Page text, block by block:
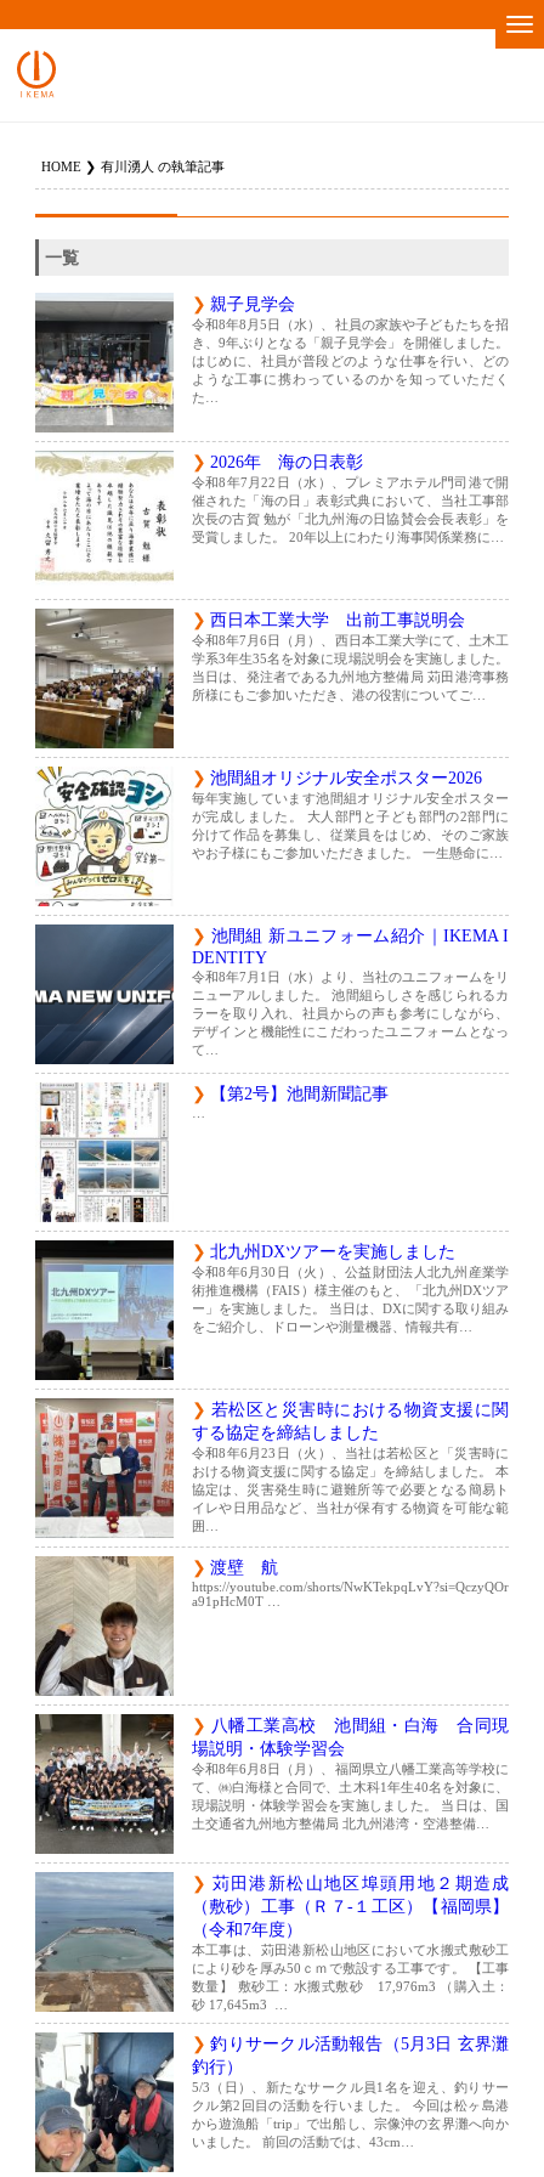
HOME 有川湧人 の執筆記事
一覧
親子見学会
令和8年8月5日（水）、社員の家族や子どもたちを招
き、9年ぶりとなる「親子見学会」を開催しました。
はじめに、社員が普段どのような仕事を行い、どの
ような工事に携わっているのかを知っていただく
た…
2026年 海の日表彰
令和8年7月22日（水）、プレミアホテル門司港で開
催された「海の日」表彰式典において、当社工事部
次長の古賀 勉が「北九州海の日協賛会会長表彰」を
受賞しました。 20年以上にわたり海事関係業務に…
西日本工業大学 出前工事説明会
令和8年7月6日（月）、西日本工業大学にて、土木工
学系3年生35名を対象に現場説明会を実施しました。
当日は、発注者である九州地方整備局 苅田港湾事務
所様にもご参加いただき、港の役割についてご…
池間組オリジナル安全ポスター2026
毎年実施しています池間組オリジナル安全ポスター
が完成しました。 大人部門と子ども部門の2部門に
分けて作品を募集し、従業員をはじめ、そのご家族
やお子様にもご参加いただきました。 一生懸命に…
池間組 新ユニフォーム紹介｜IKEMA I
DENTITY
令和8年7月1日（水）より、当社のユニフォームをリ
ニューアルしました。 池間組らしさを感じられるカ
ラーを取り入れ、社員からの声も参考にしながら、
デザインと機能性にこだわったユニフォームとなっ
て…
【第2号】池間新聞記事
北九州DXツアーを実施しました
令和8年6月30日（火）、公益財団法人北九州産業学
術推進機構（FAIS）様主催のもと、「北九州DXツア
ー」を実施しました。 当日は、DXに関する取り組み
をご紹介し、ドローンや測量機器、情報共有…
若松区と災害時における物資支援に関
する協定を締結しました
令和8年6月23日（火）、当社は若松区と「災害時に
おける物資支援に関する協定」を締結しました。 本
協定は、災害発生時に避難所等で必要となる簡易ト
イレや日用品など、当社が保有する物資を可能な範
囲…
渡壁 航
https://youtube.com/shorts/NwKTekpqLvY?si=QczyQOr
a91pHcM0T …
八幡工業高校 池間組・白海 合同現
場説明・体験学習会
令和8年6月8日（月）、福岡県立八幡工業高等学校に
て、㈱白海様と合同で、土木科1年生40名を対象に、
現場説明・体験学習会を実施しました。 当日は、国
土交通省九州地方整備局 北九州港湾・空港整備…
苅田港新松山地区埠頭用地２期造成
（敷砂）工事（Ｒ７-１工区）【福岡県】
（令和7年度）
本工事は、苅田港新松山地区において水搬式敷砂工
により砂を厚み50ｃｍで敷設する工事です。 【工事
数量】 敷砂工：水搬式敷砂 17,976m3 （購入土：
砂 17,645m3 …
釣りサークル活動報告（5月3日 玄界灘
釣行）
5/3（日）、新たなサークル員1名を迎え、釣りサー
クル第2回目の活動を行いました。 今回は松ヶ島港
から遊漁船「trip」で出船し、宗像沖の玄界灘へ向か
いました。 前回の活動では、43cm…